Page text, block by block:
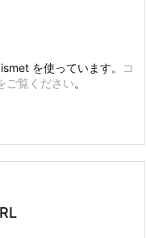
を使っています。
コ
ご覧ください。